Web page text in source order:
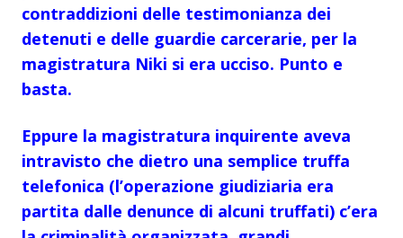
contraddizioni delle testimonianza dei
detenuti e delle guardie carcerarie, per la
magistratura Niki si era ucciso. Punto e
basta.
Eppure la magistratura inquirente aveva
intravisto che dietro una semplice truffa
telefonica (l’operazione giudiziaria era
partita dalle denunce di alcuni truffati) c’era